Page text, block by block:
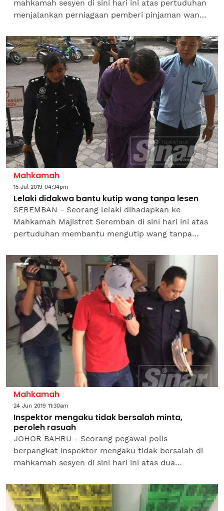
mahkamah sesyen di sini hari ini atas pertuduhan
menjalankan perniagaan pemberi pinjaman wang
Tertuduh, M Pannirselvam,...
Mahkamah
15 Jul 2019 04:34pm
Lelaki didakwa bantu kutip wang tanpa lesen
SEREMBAN - Seorang lelaki dihadapkan ke
Mahkamah Majistret Seremban di sini hari ini atas
pertuduhan membantu mengutip wang tanpa
bagaimanapun...
Mahkamah
24 Jun 2019 11:30am
Inspektor mengaku tidak bersalah minta,
peroleh rasuah
JOHOR BAHRU - Seorang pegawai polis
berpangkat inspektor mengaku tidak bersalah di
mahkamah sesyen di sini hari ini atas dua
dua tahun lalu. Lim Yen Jee, 33,...